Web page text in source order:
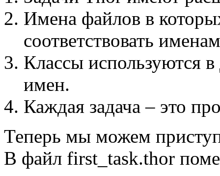
Имена файлов в
соответствовать
Классы используются в
имен.
Каждая задача – это
Теперь мы можем
В файл first_task.thor